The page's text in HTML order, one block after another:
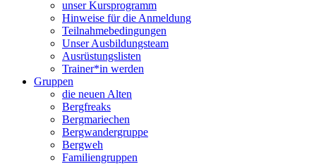
unser Kursprogramm
Hinweise für die Anmeldung
Teilnahmebedingungen
Unser Ausbildungsteam
Ausrüstungslisten
Trainer*in werden
Gruppen
die neuen Alten
Bergfreaks
Bergmariechen
Bergwandergruppe
Bergweh
Familiengruppen